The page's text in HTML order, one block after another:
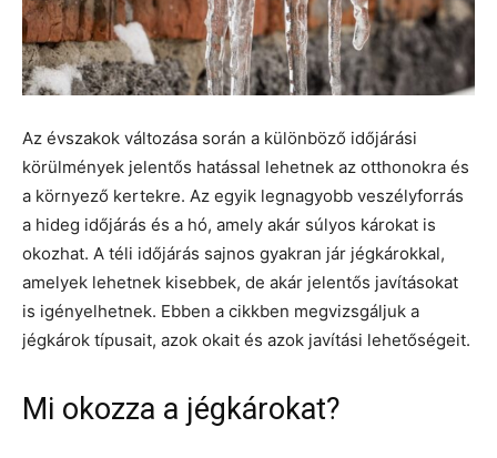
Az évszakok változása során a különböző időjárási
körülmények jelentős hatással lehetnek az otthonokra és
a környező kertekre. Az egyik legnagyobb veszélyforrás
a hideg időjárás és a hó, amely akár súlyos károkat is
okozhat. A téli időjárás sajnos gyakran jár jégkárokkal,
amelyek lehetnek kisebbek, de akár jelentős javításokat
is igényelhetnek. Ebben a cikkben megvizsgáljuk a
jégkárok típusait, azok okait és azok javítási lehetőségeit.
Mi okozza a jégkárokat?